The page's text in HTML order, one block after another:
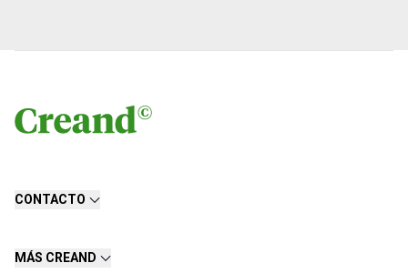
CONTACTO
MÁS CREAND